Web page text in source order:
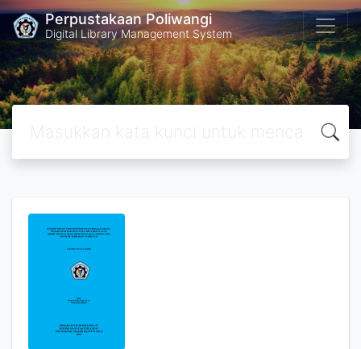
Perpustakaan Poliwangi
Digital Library Management System